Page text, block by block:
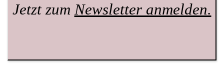
Jetzt zum Newsletter anmelden.